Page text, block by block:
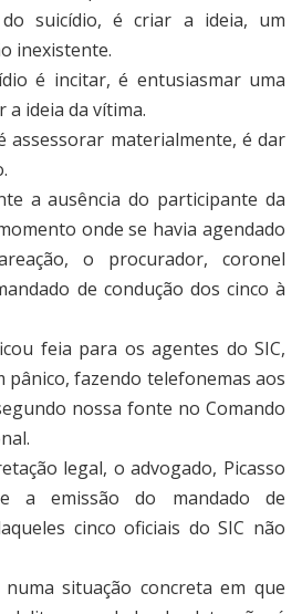
suicídio, é criar a ideia, um
inexistente.
é incitar, é entusiasmar uma
a ideia da vítima.
assessorar materialmente, é dar
a ausência do participante da
onde se havia agendado
o procurador, coronel
de condução dos cinco à
feia para os agentes do SIC,
fazendo telefonemas aos
nossa fonte no Comando
legal, o advogado, Picasso
a emissão do mandado de
cinco oficiais do SIC não
situação concreta em que